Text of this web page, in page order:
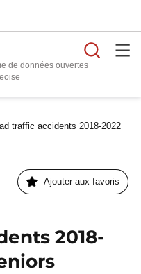
de données ouvertes
traffic accidents 2018-2022
Ajouter aux favoris
2018-